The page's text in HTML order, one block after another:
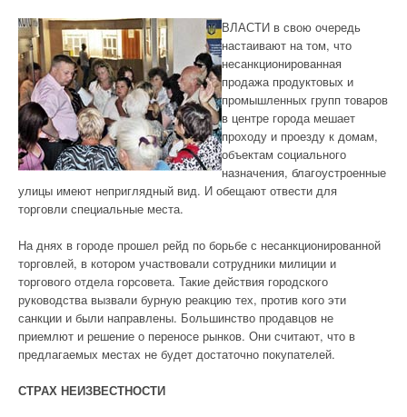
ВЛАСТИ в свою очередь
настаивают на том, что
несанкционированная
продажа продуктовых и
промышленных групп товаров
в центре города мешает
проходу и проезду к домам,
объектам социального
назначения, благоустроенные
улицы имеют неприглядный вид. И обещают отвести для
торговли специальные места.
На днях в городе прошел рейд по борьбе с несанкционированной
торговлей, в котором участвовали сотрудники милиции и
торгового отдела горсовета. Такие действия городского
руководства вызвали бурную реакцию тех, против кого эти
санкции и были направлены. Большинство продавцов не
приемлют и решение о переносе рынков. Они считают, что в
предлагаемых местах не будет достаточно покупателей.
СТРАХ НЕИЗВЕСТНОСТИ